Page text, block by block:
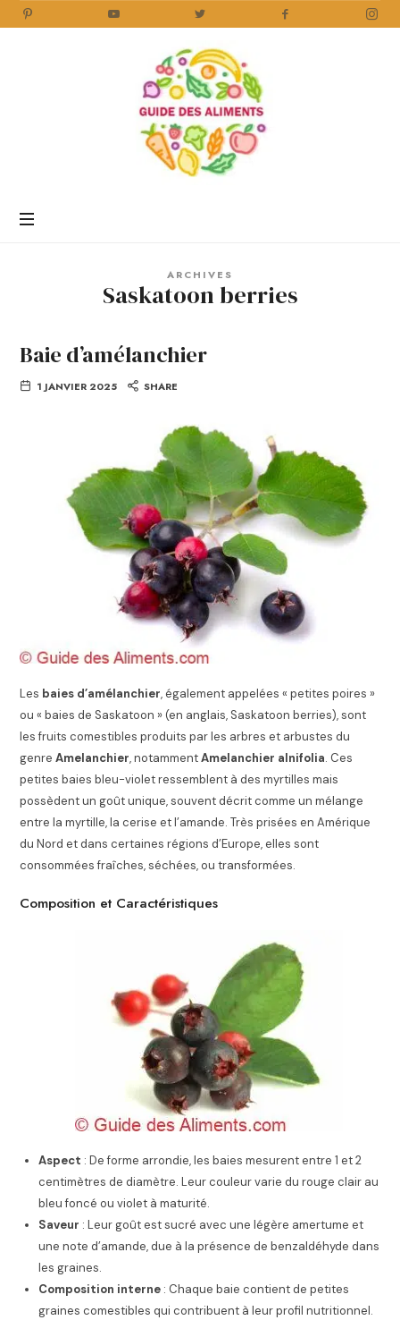
Aliments
ARCHIVES
Saskatoon berries
Baie d’amélanchier
1 JANVIER 2025 SHARE
Les baies d’amélanchier, également appelées « petites poires »
ou « baies de Saskatoon » (en anglais, Saskatoon berries), sont
les fruits comestibles produits par les arbres et arbustes du
genreAmelanchier, notammentAmelanchier alnifolia. Ces
petites baies bleu-violet ressemblent à des myrtilles mais
possèdent un goût unique, souvent décrit comme un mélange
entre la myrtille, la cerise et l’amande. Très prisées en Amérique
du Nord et dans certaines régions d’Europe, elles sont
consommées fraîches, séchées, ou transformées.
Composition et Caractéristiques
Aspect : De forme arrondie, les baies mesurent entre 1 et 2
centimètres de diamètre. Leur couleur varie du rouge clair au
bleu foncé ou violet à maturité.
Saveur : Leur goût est sucré avec une légère amertume et
une note d’amande, due à la présence de benzaldéhyde dans
les graines.
Composition interne : Chaque baie contient de petites
graines comestibles qui contribuent à leur profil nutritionnel.